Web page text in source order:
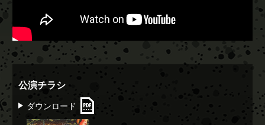
公演チラシ
ダウンロード